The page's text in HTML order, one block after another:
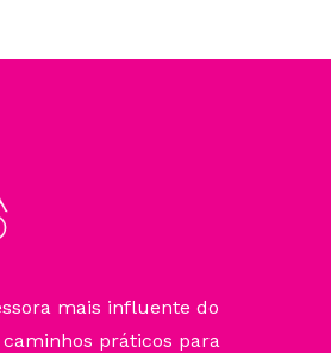
mais influente do
práticos para